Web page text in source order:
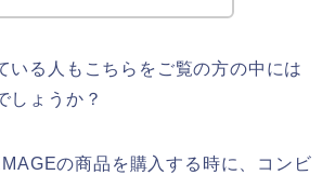
いる人もこちらをご覧の方の中には
しょうか？
の商品を購入する時に、コンビ